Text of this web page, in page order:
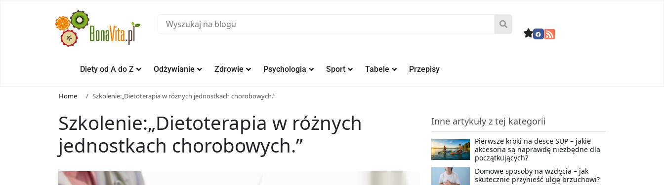
Diety od A do Z Odżywianie Zdrowie Psychologia Sport Tabele Przepisy
Home Szkolenie:„Dietoterapia w różnych jednostkach chorobowych.”
Szkolenie:„Dietoterapia w różnych
jednostkach chorobowych.”
Inne artykuły z tej kategorii
Pierwsze kroki na desce SUP – jakie
akcesoria są naprawdę niezbędne dla
początkujących?
Domowe sposoby na wzdęcia – jak
skutecznie przynieść ulgę brzuchowi?